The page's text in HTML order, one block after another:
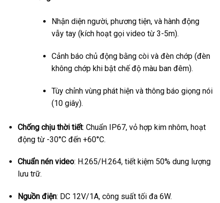
Nhận diện người, phương tiện, và hành động
vẫy tay (kích hoạt gọi video từ 3-5m).
Cảnh báo chủ động bằng còi và đèn chớp (đèn
không chớp khi bật chế độ màu ban đêm).
Tùy chỉnh vùng phát hiện và thông báo giọng nói
(10 giây).
Chống chịu thời tiết: Chuẩn IP67, vỏ hợp kim nhôm, hoạt
động từ -30°C đến +60°C.
Chuẩn nén video: H.265/H.264, tiết kiệm 50% dung lượng
lưu trữ.
Nguồn điện: DC 12V/1A, công suất tối đa 6W.